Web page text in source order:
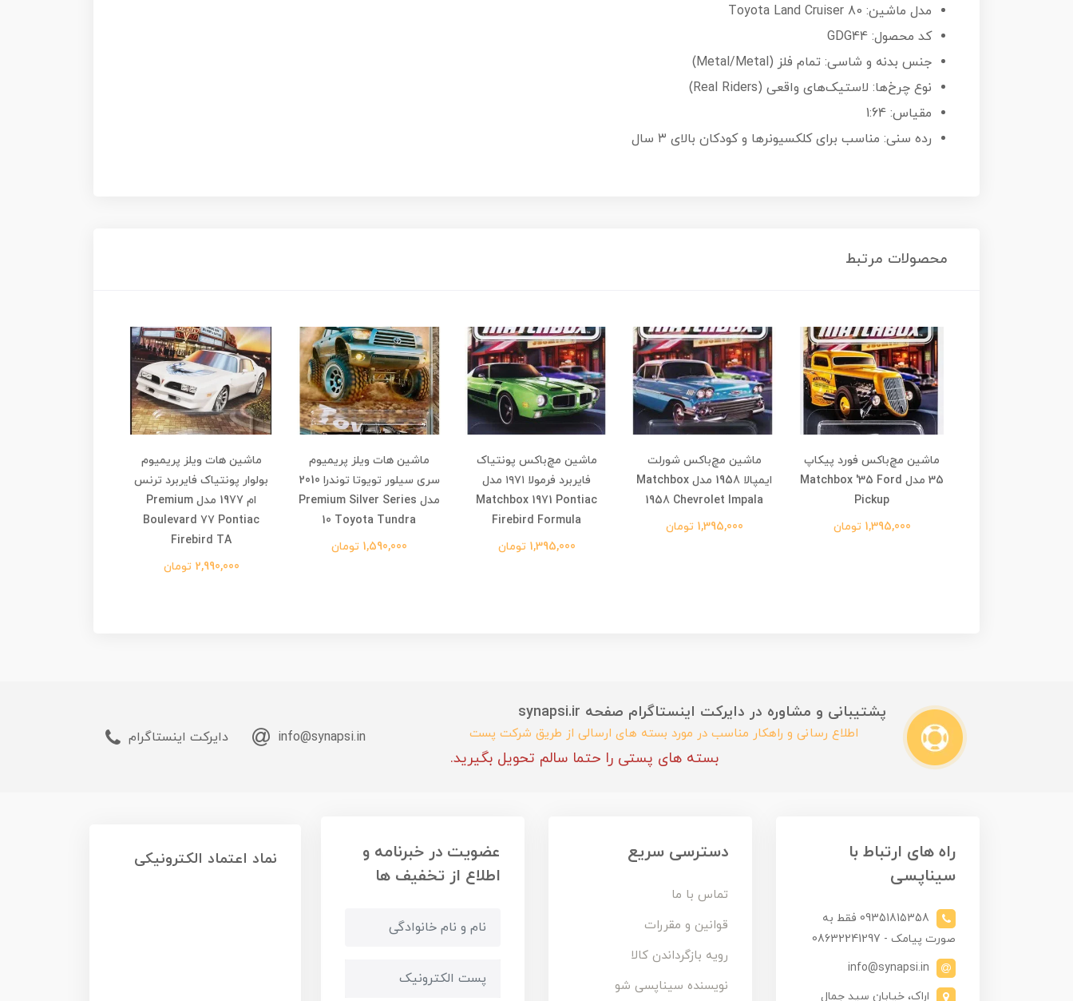
مدل ماشین: Toyota Land Cruiser 80
کد محصول: GDG44
جنس بدنه و شاسی: تمام فلز (Metal/Metal)
نوع چرخ‌ها: لاستیک‌های واقعی (Real Riders)
مقیاس: 1:64
رده سنی: مناسب برای کلکسیونرها و کودکان بالای ۳ سال
محصولات مرتبط
ماشین مچ‌باکس فورد پیکاپ
35 مدل Matchbox '35 Ford
Pickup
1,395,000 تومان
ماشین مچ‌باکس شورلت
ایمپالا 1958 مدل Matchbox
1958 Chevrolet Impala
1,395,000 تومان
ماشین مچ‌باکس پونتیاک
فایربرد فرمولا ۱۹۷۱ مدل
Matchbox 1971 Pontiac
Firebird Formula
1,395,000 تومان
ماشین هات ویلز پریمیوم
سری سیلور تویوتا توندرا 2010
مدل Premium Silver Series
10 Toyota Tundra
1,590,000 تومان
ماشین هات ویلز پریمیوم
بولوار پونتیاک فایربرد ترنس
ام 1977 مدل Premium
Boulevard 77 Pontiac
Firebird TA
2,990,000 تومان
پشتیبانی و مشاوره در دایرکت اینستاگرام صفحه synapsi.ir
اطلاع رسانی و راهکار مناسب در مورد بسته های ارسالی از طریق شرکت پست
بسته های پستی را حتما سالم تحویل بگیرید.
info@synapsi.in دایرکت اینستاگرام
راه های ارتباط با
سیناپسی
09351815358 فقط به
صورت پیامک - 08632241297
info@synapsi.in
اراک، خیابان سید جمال
دسترسی سریع
تماس با ما
قوانین و مقررات
رویه بازگرداندن کالا
نویسنده سیناپسی شو
عضویت در خبرنامه و
اطلاع از تخفیف ها
نماد اعتماد الکترونیکی